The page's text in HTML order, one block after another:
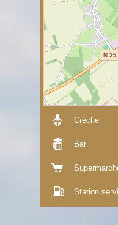
Crèche
Bar
Station